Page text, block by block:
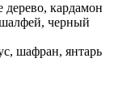
дерево, кардамон
черный
шафран, янтарь